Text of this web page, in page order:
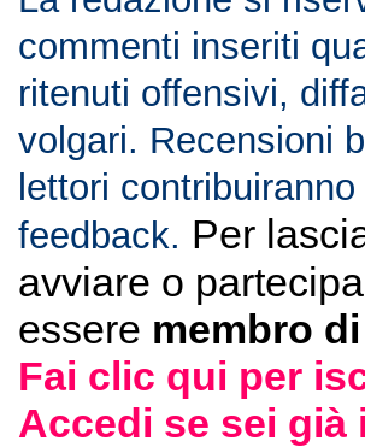
commenti inseriti
ritenuti offensivi,
volgari. Recensioni
lettori
feedback. Per
avviare o
essere membro
Fai clic qui per
Accedi se sei già